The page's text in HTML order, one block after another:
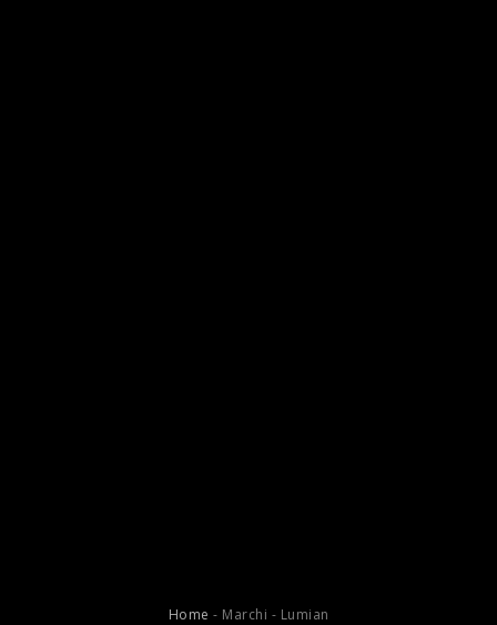
Home - Marchi - Lumian